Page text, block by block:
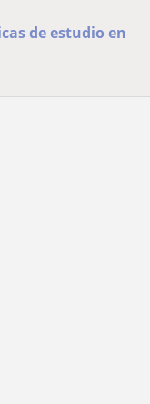
de estudio en